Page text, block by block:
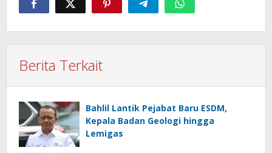
Berita Terkait
Bahlil Lantik Pejabat Baru ESDM,
Kepala Badan Geologi hingga
Lemigas